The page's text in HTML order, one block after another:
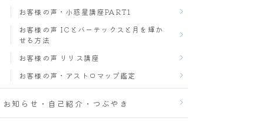
お客様の声・小惑星講座PART1
お客様の声 ICとバーテックスと月を輝か
せる方法
お客様の声 リリス講座
お客様の声・アストロマップ鑑定
お知らせ・自己紹介・つぶやき